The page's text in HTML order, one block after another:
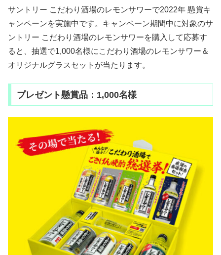
サントリー こだわり酒場のレモンサワーで2022年 懸賞キ
ャンペーンを実施中です。キャンペーン期間中に対象のサ
ントリー こだわり酒場のレモンサワーを購入して応募す
ると、抽選で1,000名様にこだわり酒場のレモンサワー＆
オリジナルグラスセットが当たります。
プレゼント懸賞品：1,000名様